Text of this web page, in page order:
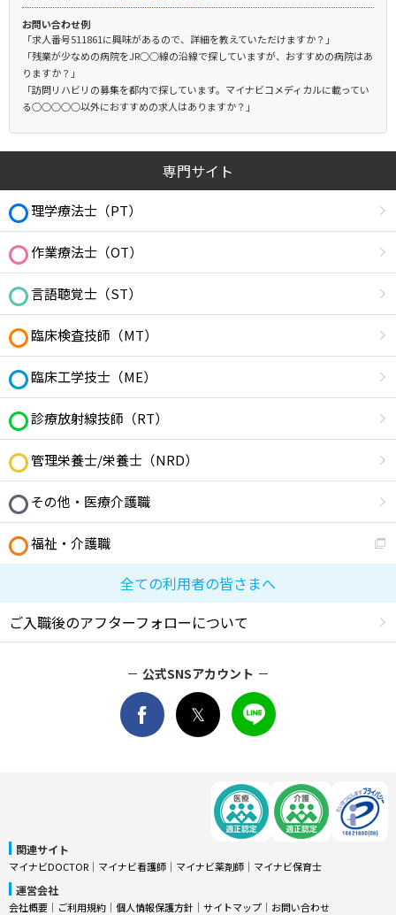
お問い合わせ例
「求人番号511861に興味があるので、詳細を教えていただけますか？」
「残業が少なめの病院をJR○○線の沿線で探していますが、おすすめの病院はあ
りますか？」
「訪問リハビリの募集を都内で探しています。マイナビコメディカルに載ってい
る○○○○○以外におすすめの求人はありますか？」
専門サイト
理学療法士（PT）
作業療法士（OT）
言語聴覚士（ST）
臨床検査技師（MT）
臨床工学技士（ME）
診療放射線技師（RT）
管理栄養士/栄養士（NRD）
その他・医療介護職
福祉・介護職
全ての利用者の皆さまへ
ご入職後のアフターフォローについて
公式SNSアカウント
関連サイト
マイナビDOCTOR │ マイナビ看護師 │ マイナビ薬剤師 │ マイナビ保育士
運営会社
会社概要 │ ご利用規約 │ 個人情報保護方針 │ サイトマップ │ お問い合わせ